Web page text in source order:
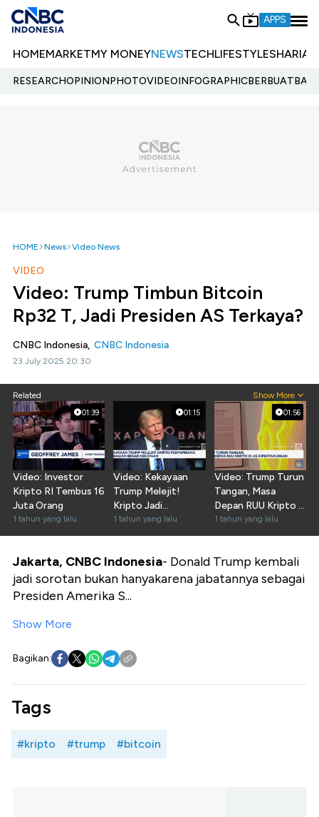
APPS
HOMEMARKETMY MONEYNEWSTECHLIFESTYLESHARIA
RESEARCHOPINIONPHOTOVIDEOINFOGRAPHIC
HOME News Video News
VIDEO
Video: Trump Timbun Bitcoin
Rp32 T, Jadi Presiden AS Terkaya?
CNBC Indonesia, CNBC Indonesia
23 July 2025 20:30
Related Show More
01:39
Video: Investor
Kripto RI Tembus 16
Juta Orang
1 tahun yang lalu
01:15
Video: Kekayaan
Trump Melejit!
Kripto Jadi
Penyumbang
1 tahun yang lalu
01:56
Video: Trump Turun
Tangan, Masa
Depan RUU Kripto di
AS Dipertaruhkan
1 tahun yang lalu
Jakarta, CNBC Indonesia- Donald Trump kembali
jadi sorotan bukan hanyakarena jabatannya sebagai
Presiden Amerika S...
Show More
Bagikan:
Tags
#kripto #trump #bitcoin